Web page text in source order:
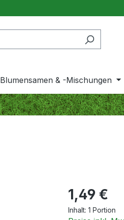
Blumensamen & -Mischungen
1,49 €
Inhalt: 1 Portion